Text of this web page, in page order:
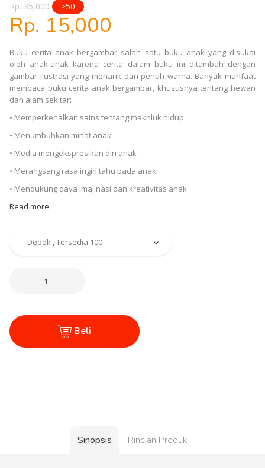
Rp. 35,000 >50
Rp. 15,000
Buku cerita anak bergambar salah satu buku anak yang disukai
oleh anak-anak karena cerita dalam buku ini ditambah dengan
gambar ilustrasi yang menarik dan penuh warna. Banyak manfaat
membaca buku cerita anak bergambar, khususnya tentang hewan
dan alam sekitar:
• Memperkenalkan sains tentang makhluk hidup
• Menumbuhkan minat anak
• Media mengekspresikan diri anak
• Merangsang rasa ingin tahu pada anak
• Mendukung daya imajinasi dan kreativitas anak
Read more
Beli
Sinopsis Rincian Produk